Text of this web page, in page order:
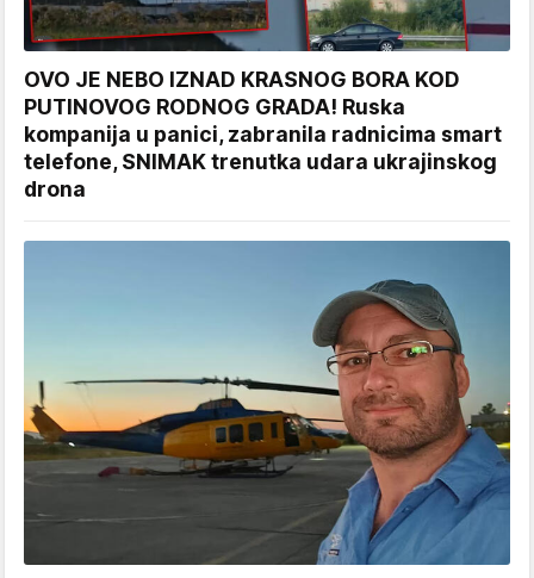
OVO JE NEBO IZNAD KRASNOG BORA KOD
PUTINOVOG RODNOG GRADA! Ruska
kompanija u panici, zabranila radnicima smart
telefone, SNIMAK trenutka udara ukrajinskog
drona